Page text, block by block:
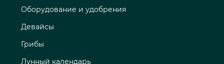
Оборудование и удобрения
Девайсы
Грибы
Лунный календарь